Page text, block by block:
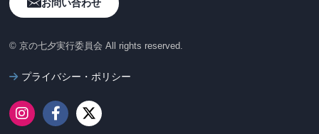
お問い合わせ
© 京の七夕実行委員会 All rights reserved.
プライバシー・ポリシー